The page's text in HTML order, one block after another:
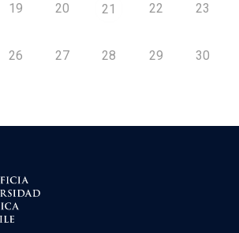
19 20 21 22 23
26 27 28 29 30